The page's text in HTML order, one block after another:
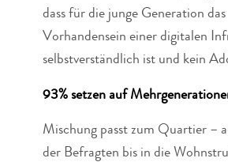
dass für die junge Generation das
Vorhandensein einer digitalen
selbstverständlich ist und kein
93% setzen auf
Mischung passt zum Quartier –
der Befragten bis in die